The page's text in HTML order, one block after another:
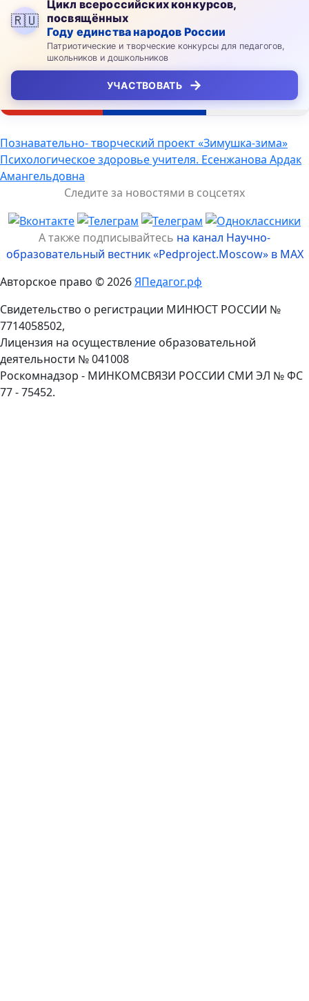
🇷🇺
Цикл всероссийских конкурсов,
посвящённых
Году единства народов России
Патриотические и творческие конкурсы для педагогов,
школьников и дошкольников
УЧАСТВОВАТЬ →
Навигация
по
записям
Познавательно- творческий проект «Зимушка-зима»
Психологическое здоровье учителя. Есенжанова Ардак
Амангельдовна
Следите за новостями в соцсетях
А также подписывайтесь на канал Научно-
образовательный вестник «Pedproject.Moscow» в MAX
Авторское право © 2026ЯПедагог.рф
Свидетельство о регистрации МИНЮСТ РОССИИ №
7714058502,
Лицензия на осуществление образовательной
деятельности № 041008
Роскомнадзор - МИНКОМСВЯЗИ РОССИИ СМИ ЭЛ № ФС
77 - 75452.